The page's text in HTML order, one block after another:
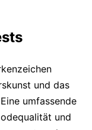
und das
umfassende
und